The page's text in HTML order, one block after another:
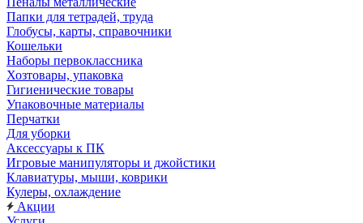
Папки для тетрадей, труда
Глобусы, карты, справочники
Кошельки
Наборы первоклассника
Хозтовары, упаковка
Гигиенические товары
Упаковочные материалы
Перчатки
Для уборки
Аксессуары к ПК
Игровые манипуляторы и джойстики
Клавиатуры, мыши, коврики
Кулеры, охлаждение
Акции